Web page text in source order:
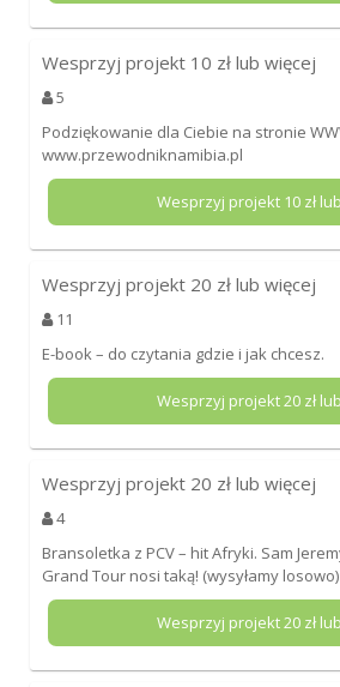
Wesprzyj projekt 10 zł lub więcej
5
Podziękowanie dla Ciebie na stronie
www.przewodniknamibia.pl
Wesprzyj projekt 10 zł
Wesprzyj projekt 20 zł lub więcej
11
E-book – do czytania gdzie i jak chcesz.
Wesprzyj projekt20 zł
Wesprzyj projekt 20 zł lub więcej
4
Bransoletka z PCV – hit Afryki. Sam
Grand Tour nosi taką! (wysyłamy losowo)
Wesprzyj projekt20 zł